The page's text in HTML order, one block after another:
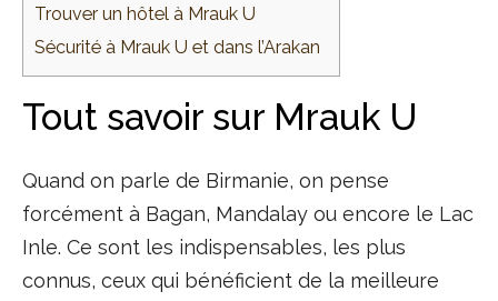
Trouver un hôtel à Mrauk U
Sécurité à Mrauk U et dans l’Arakan
Tout savoir sur Mrauk U
Quand on parle de Birmanie, on pense
forcément à Bagan, Mandalay ou encore le Lac
Inle. Ce sont les indispensables, les plus
connus, ceux qui bénéficient de la meilleure